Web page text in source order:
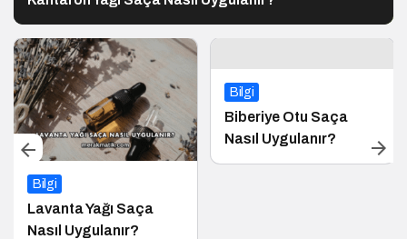
Bilgi
Lavanta Yağı Saça
Nasıl Uygulanır?
Bilgi
Biberiye Otu Saça
Nasıl Uygulanır?